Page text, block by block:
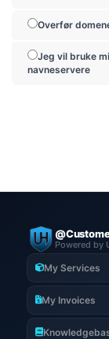
Overfør
Jeg vil bruke
navneservere
Powered by
My Services
My Invoices